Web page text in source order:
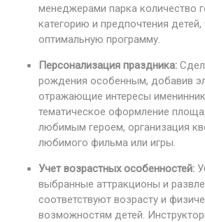
менеджерами парка количество
категорию и предпочтения
оптимальную программу.
Персонализация праздника:
рождения особенным, добавив
отражающие интересы
тематическое оформление
любимым героем, организация
любимого фильма или игры.
Учет возрастных особенностей:
выбранные аттракционы и
соответствуют возрасту и
возможностям детей.